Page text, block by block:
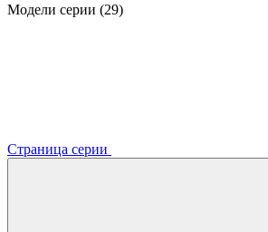
Модели серии (29)
Страница серии